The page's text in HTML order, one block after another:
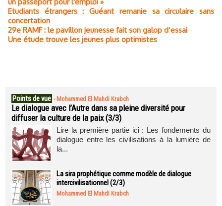
Etudiants étrangers : Guéant remanie sa circulaire sans
concertation
29e RAMF : le pavillon jeunesse fait son galop d’essai
Une étude trouve les jeunes plus optimistes
Points de vue - Mohammed El Mahdi Krabch
Le dialogue avec l’Autre dans sa pleine diversité pour
diffuser la culture de la paix (3/3)
Lire la première partie ici : Les fondements du
dialogue entre les civilisations à la lumière de
la...
La sira prophétique comme modèle de dialogue
intercivilisationnel (2/3)
Mohammed El Mahdi Krabch